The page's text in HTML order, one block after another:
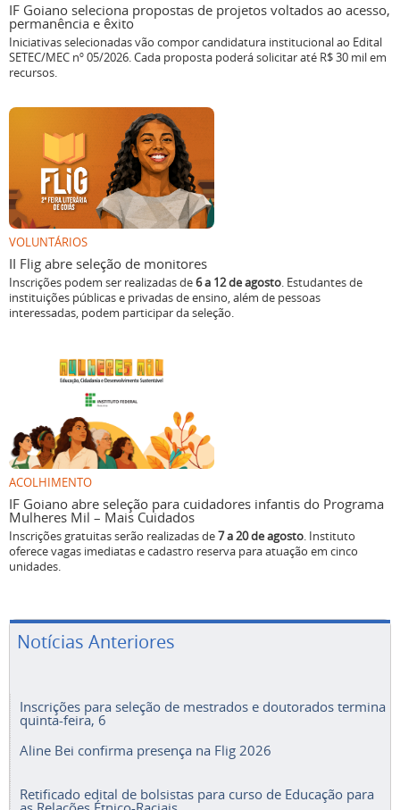
IF Goiano seleciona propostas de projetos voltados ao acesso,
permanência e êxito
Iniciativas selecionadas vão compor candidatura institucional ao Edital
SETEC/MEC nº 05/2026. Cada proposta poderá solicitar até R$ 30 mil em
recursos.
VOLUNTÁRIOS
II Flig abre seleção de monitores
Inscrições podem ser realizadas de6 a 12 de agosto. Estudantes de
instituições públicas e privadas de ensino, além de pessoas
interessadas, podem participar da seleção.
ACOLHIMENTO
IF Goiano abre seleção para cuidadores infantis do Programa
Mulheres Mil – Mais Cuidados
Inscrições gratuitas serão realizadas de7 a 20 de agosto. Instituto
oferece vagas imediatas e cadastro reserva para atuação em cinco
unidades.
Notícias Anteriores
Inscrições para seleção de mestrados e doutorados termina
quinta-feira, 6
Aline Bei confirma presença na Flig 2026
Retificado edital de bolsistas para curso de Educação para